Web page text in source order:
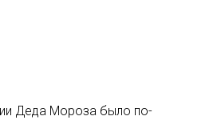
Деда Мороза было по-